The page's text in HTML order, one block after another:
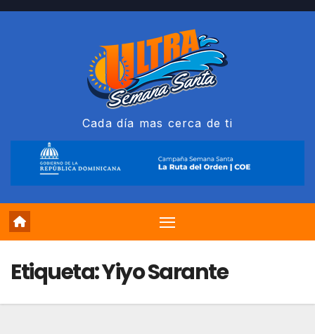
Saltar
Cada día mas cerca de ti
Etiqueta:Yiyo Sarante